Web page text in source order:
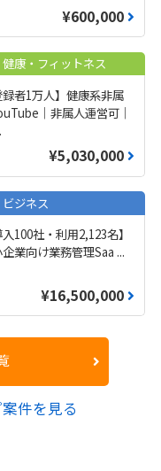
¥600,000
健康・フィットネス
録者1万人】健康系非属
｜非属人運営可｜
¥5,030,000
ビジネス
入100社・利用2,123名】
業向け業務管理Saa ...
¥16,500,000
件を見る